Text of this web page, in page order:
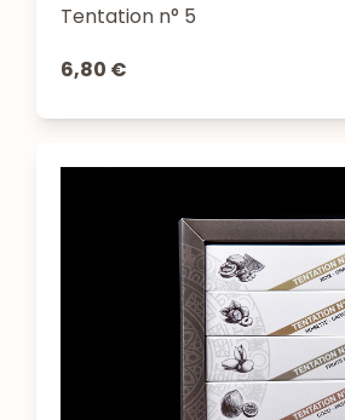
Tentation n° 5
6,80 €